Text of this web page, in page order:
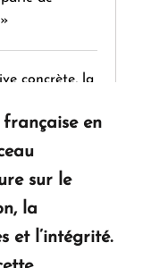
concrète, la
et d'avenir
en
sur le
la
et l’intégrité.